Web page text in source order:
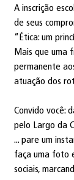
A inscrição
de seus
“Ética: um
Mais que uma
permanente
atuação dos
Convido você:
pelo Largo da
... pare um
faça uma foto
sociais,